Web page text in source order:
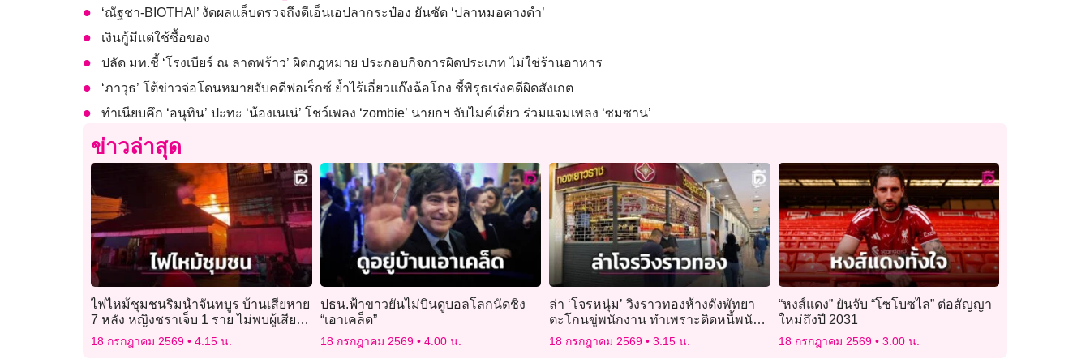
‘ณัฐชา-BIOTHAI’ งัดผลแล็บตรวจถึงดีเอ็นเอปลากระป๋อง ยันชัด ‘ปลาหมอคางดำ’
เงินกู้มีแต่ใช้ซื้อของ
ปลัด มท.ชี้ ‘โรงเบียร์ ณ ลาดพร้าว’ ผิดกฎหมาย ประกอบกิจการผิดประเภท ไม่ใช่ร้านอาหาร
‘ภาวุธ’ โต้ข่าวจ่อโดนหมายจับคดีฟอเร็กซ์ ย้ำไร้เอี่ยวแก๊งฉ้อโกง ชี้พิรุธเร่งคดีผิดสังเกต
ทำเนียบคึก ‘อนุทิน’ ปะทะ ‘น้องเนเน่’ โชว์เพลง ‘zombie’ นายกฯ จับไมค์เดี่ยว ร่วมแจมเพลง ‘ซมซาน’
ข่าวล่าสุด
ไฟไหม้ชุมชนริมน้ำจันทบูร บ้านเสียหาย
7 หลัง หญิงชราเจ็บ 1 ราย ไม่พบผู้เสีย
ชีวิต
18 กรกฎาคม 2569 4:15 น.
ปธน.ฟ้าขาวยันไม่บินดูบอลโลกนัดชิง
“เอาเคล็ด”
18 กรกฎาคม 2569 4:00 น.
ล่า ‘โจรหนุ่ม’ วิ่งราวทองห้างดังพัทยา
ตะโกนขู่พนักงาน ทำเพราะติดหนี้พนัน
บอล
18 กรกฎาคม 2569 3:15 น.
“หงส์แดง” ยันจับ “โซโบซไล” ต่อสัญญา
ใหม่ถึงปี 2031
18 กรกฎาคม 2569 3:00 น.